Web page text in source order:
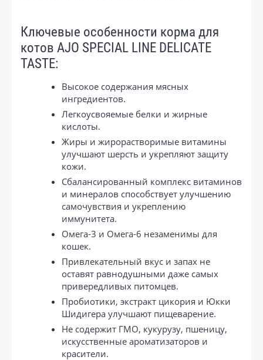
Ключевые особенности корма для
котов AJO SPECIAL LINE DELICATE
TASTE:
Высокое содержания мясных
ингредиентов.
Легкоусвояемые белки и жирные
кислоты.
Жиры и жирорастворимые витамины
улучшают шерсть и укрепляют защиту
кожи.
Сбалансированный комплекс витаминов
и минералов способствует улучшению
самочувствия и укреплению
иммунитета.
Омега-3 и Омега-6 незаменимы для
кошек.
Привлекательный вкус и запах не
оставят равнодушными даже самых
привередливых питомцев.
Пробиотики, экстракт цикория и Юкки
Шидигера улучшают пищеварение.
Не содержит ГМО, кукурузу, пшеницу,
искусственные ароматизаторов и
красители.